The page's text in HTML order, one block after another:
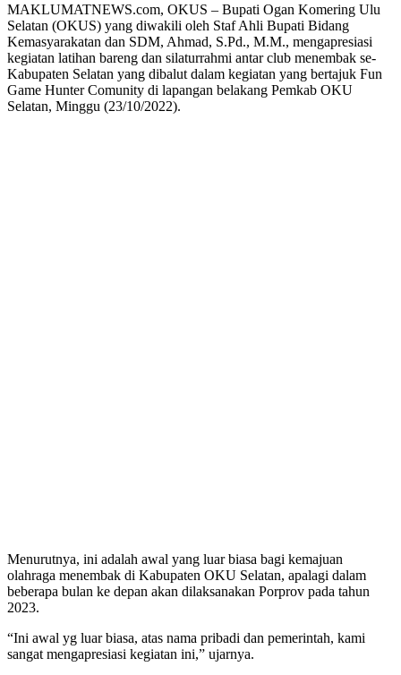
MAKLUMATNEWS.com, OKUS – Bupati Ogan Komering Ulu
Selatan (OKUS) yang diwakili oleh Staf Ahli Bupati Bidang
Kemasyarakatan dan SDM, Ahmad, S.Pd., M.M., mengapresiasi
kegiatan latihan bareng dan silaturrahmi antar club menembak se-
Kabupaten Selatan yang dibalut dalam kegiatan yang bertajuk Fun
Game Hunter Comunity di lapangan belakang Pemkab OKU
Selatan, Minggu (23/10/2022).
Menurutnya, ini adalah awal yang luar biasa bagi kemajuan
olahraga menembak di Kabupaten OKU Selatan, apalagi dalam
beberapa bulan ke depan akan dilaksanakan Porprov pada tahun
2023.
“Ini awal yg luar biasa, atas nama pribadi dan pemerintah, kami
sangat mengapresiasi kegiatan ini,” ujarnya.